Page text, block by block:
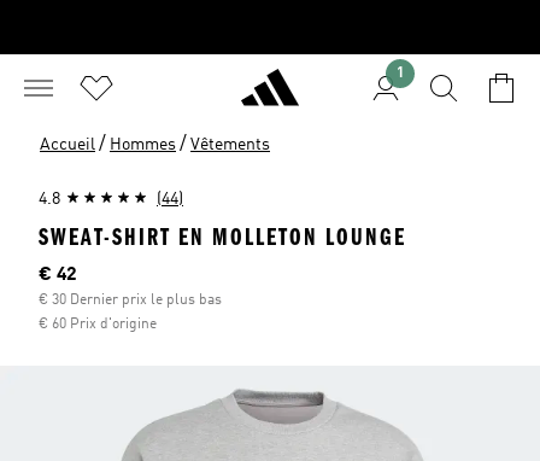
1
Accueil / Hommes / Vêtements
4.8 (44)
SWEAT-SHIRT EN MOLLETON LOUNGE
Current price
€ 42
€ 30 Dernier prix le plus bas
€ 60 Prix d'origine